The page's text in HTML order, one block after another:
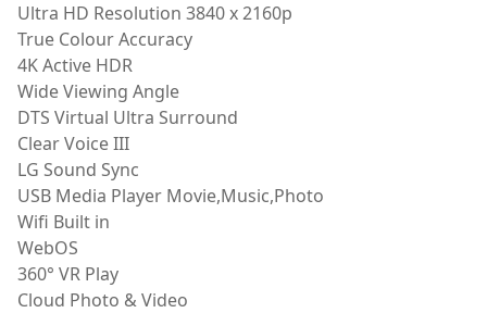
Ultra HD Resolution 3840 x 2160p
True Colour Accuracy
4K Active HDR
Wide Viewing Angle
DTS Virtual Ultra Surround
Clear Voice III
LG Sound Sync
USB Media Player Movie,Music,Photo
Wifi Built in
WebOS
360° VR Play
Cloud Photo & Video